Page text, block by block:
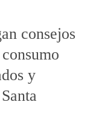
consejos
y